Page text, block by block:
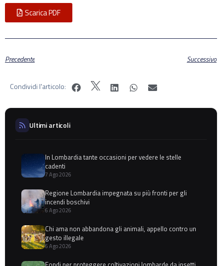
Scarica PDF
Precedente Successivo
Condividi l'articolo:
Ultimi articoli
In Lombardia tante occasioni per vedere le stelle
cadenti
7 Ago 2026
Regione Lombardia impegnata su più fronti per gli
incendi boschivi
6 Ago 2026
Chi ama non abbandona gli animali, appello contro un
gesto illegale
6 Ago 2026